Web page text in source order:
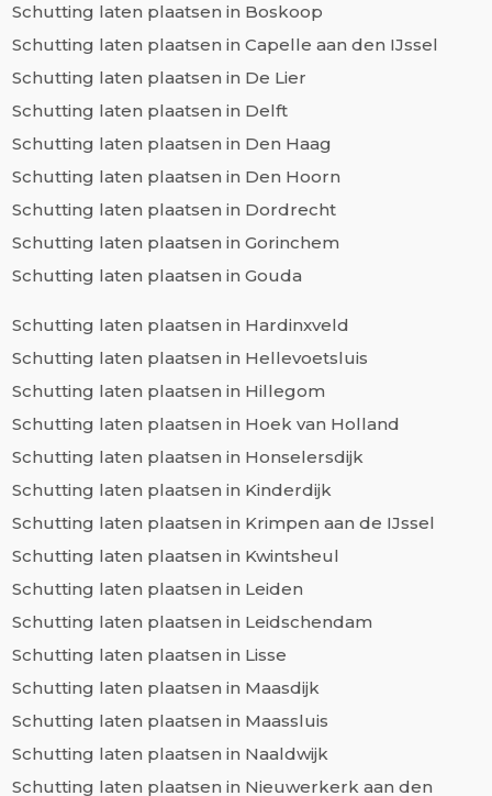
Schutting laten plaatsen in Boskoop
Schutting laten plaatsen in Capelle aan den IJssel
Schutting laten plaatsen in De Lier
Schutting laten plaatsen in Delft
Schutting laten plaatsen in Den Haag
Schutting laten plaatsen in Den Hoorn
Schutting laten plaatsen in Dordrecht
Schutting laten plaatsen in Gorinchem
Schutting laten plaatsen in Gouda
Schutting laten plaatsen in Hardinxveld
Schutting laten plaatsen in Hellevoetsluis
Schutting laten plaatsen in Hillegom
Schutting laten plaatsen in Hoek van Holland
Schutting laten plaatsen in Honselersdijk
Schutting laten plaatsen in Kinderdijk
Schutting laten plaatsen in Krimpen aan de IJssel
Schutting laten plaatsen in Kwintsheul
Schutting laten plaatsen in Leiden
Schutting laten plaatsen in Leidschendam
Schutting laten plaatsen in Lisse
Schutting laten plaatsen in Maasdijk
Schutting laten plaatsen in Maassluis
Schutting laten plaatsen in Naaldwijk
Schutting laten plaatsen in Nieuwerkerk aan den